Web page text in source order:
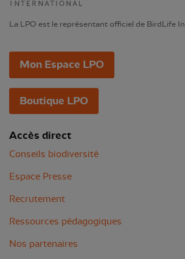
La LPO est le représentant officiel de BirdLife
Mon Espace LPO
Boutique LPO
Accès direct
Conseils biodiversité
Espace Presse
Recrutement
Ressources pédagogiques
Nos partenaires